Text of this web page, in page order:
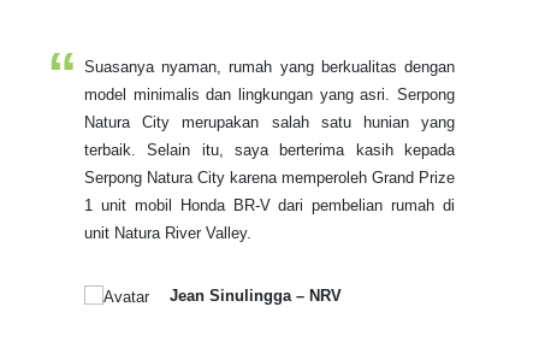
Suasanya nyaman, rumah yang berkualitas dengan
model minimalis dan lingkungan yang asri. Serpong
Natura City merupakan salah satu hunian yang
terbaik. Selain itu, saya berterima kasih kepada
Serpong Natura City karena memperoleh Grand Prize
1 unit mobil Honda BR-V dari pembelian rumah di
unit Natura River Valley.
Jean Sinulingga – NRV